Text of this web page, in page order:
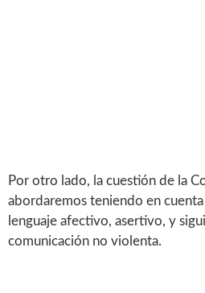
Por otro lado, la cuestión de la
abordaremos teniendo en
lenguaje afectivo, asertivo, y
comunicación no violenta.